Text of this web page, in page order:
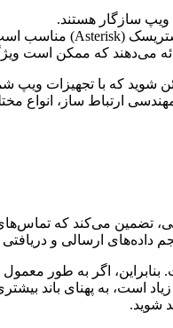
می‌دهند که ممکن است
که با تجهیزات ویپ
ارتباط ساز، انواع
تضمین می‌کند که
داده‌های ارسالی و دریافتی
است، به پهنای باند
شوید.